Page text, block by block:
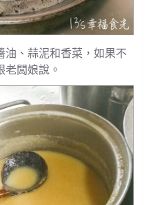
油、蒜泥和香菜，如果不
老闆娘說。